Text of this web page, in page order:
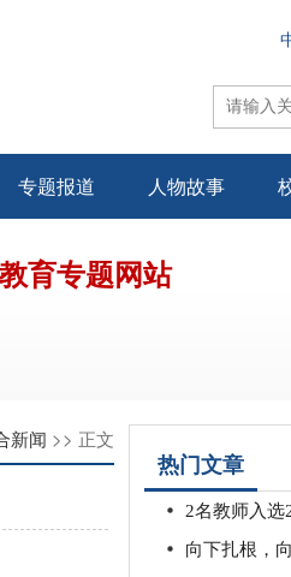
专题报道 人物故事
育专题网站
新闻 >> 正文
热门文章
2名教师入选
向下扎根，